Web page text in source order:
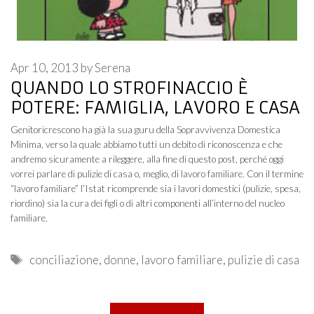
QUANDO LO STROFINACCIO È
POTERE: FAMIGLIA, LAVORO E CASA
Apr 10, 2013 bySerena
Genitoricrescono ha già la sua guru della Sopravvivenza Domestica
Minima, verso la quale abbiamo tutti un debito di riconoscenza e che
andremo sicuramente a rileggere, alla fine di questo post, perché oggi
vorrei parlare di pulizie di casa o, meglio, di lavoro familiare. Con il termine
“lavoro familiare” l’Istat ricomprende sia i lavori domestici (pulizie, spesa,
riordino) sia la cura dei figli o di altri componenti all’interno del nucleo
familiare.
Tags
conciliazione, donne, lavoro familiare, pulizie di casa